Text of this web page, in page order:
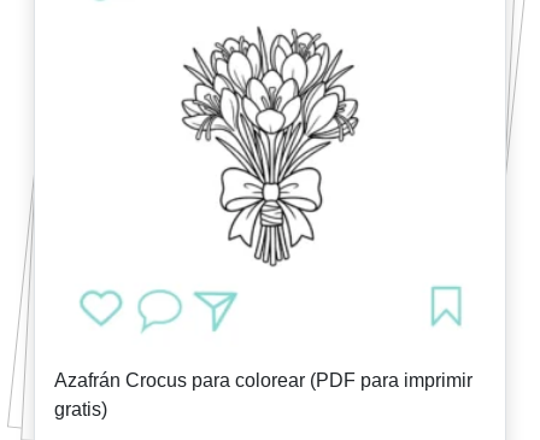
Azafrán Crocus para colorear (PDF para imprimir
gratis)